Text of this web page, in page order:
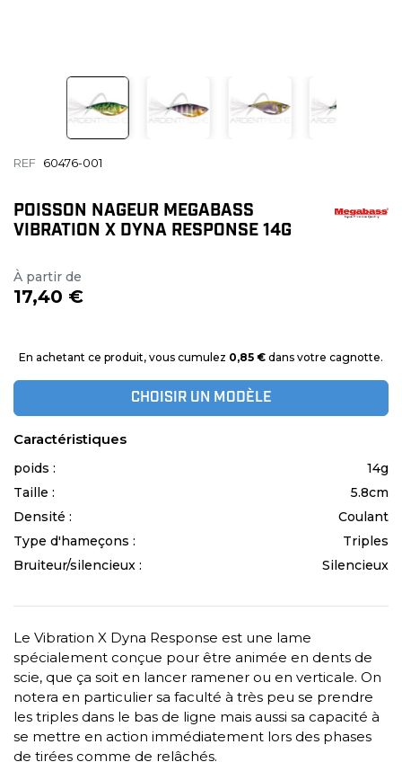
REF 60476-001
POISSON NAGEUR MEGABASS
VIBRATION X DYNA RESPONSE 14G
À partir de
17,40 €
En achetant ce produit, vous cumulez 0,85 € dans votre cagnotte.
CHOISIR UN MODÈLE
Caractéristiques
poids :
14g
Taille :
5.8cm
Densité :
Coulant
Type d'hameçons :
Triples
Bruiteur/silencieux :
Silencieux
Le Vibration X Dyna Response est une lame
spécialement conçue pour être animée en dents de
scie, que ça soit en lancer ramener ou en verticale. On
notera en particulier sa faculté à très peu se prendre
les triples dans le bas de ligne mais aussi sa capacité à
se mettre en action immédiatement lors des phases
de tirées comme de relâchés.